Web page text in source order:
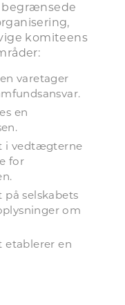
begrænsede
komiteens
varetager
en
i vedtægterne
for
på selskabets
om
etablerer en